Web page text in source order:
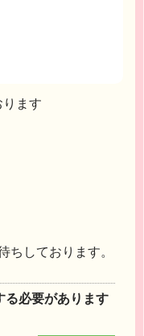
ります
しております。
る必要があります